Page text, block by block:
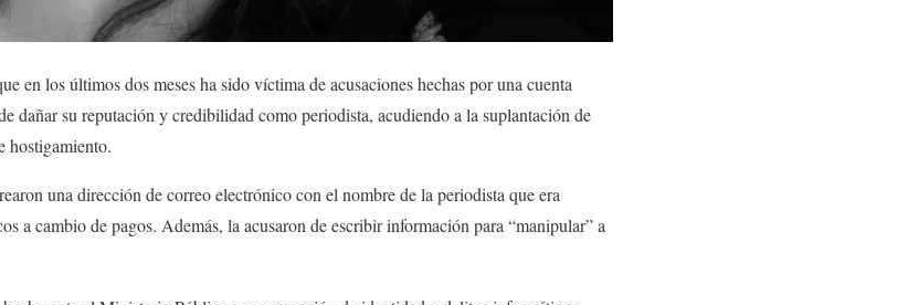
en los últimos dos meses ha sido víctima de acusaciones hechas por una cuenta
dañar su reputación y credibilidad como periodista, acudiendo a la suplantación de
hostigamiento.
una dirección de correo electrónico con el nombre de la periodista que era
a cambio de pagos. Además, la acusaron de escribir información para “manipular” a